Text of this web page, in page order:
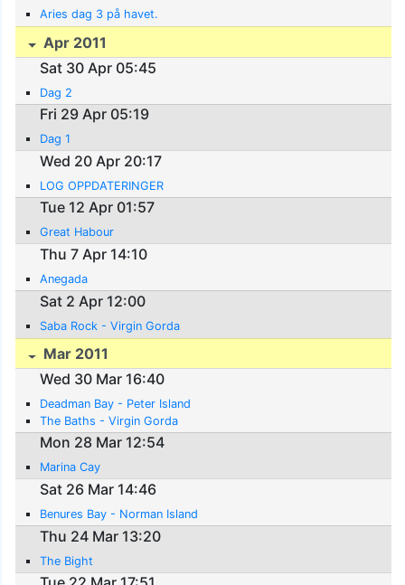
Aries dag 3 på havet.
Apr 2011
Sat 30 Apr 05:45
Dag 2
Fri 29 Apr 05:19
Dag 1
Wed 20 Apr 20:17
LOG OPPDATERINGER
Tue 12 Apr 01:57
Great Habour
Thu 7 Apr 14:10
Anegada
Sat 2 Apr 12:00
Saba Rock - Virgin Gorda
Mar 2011
Wed 30 Mar 16:40
Deadman Bay - Peter Island
The Baths - Virgin Gorda
Mon 28 Mar 12:54
Marina Cay
Sat 26 Mar 14:46
Benures Bay - Norman Island
Thu 24 Mar 13:20
The Bight